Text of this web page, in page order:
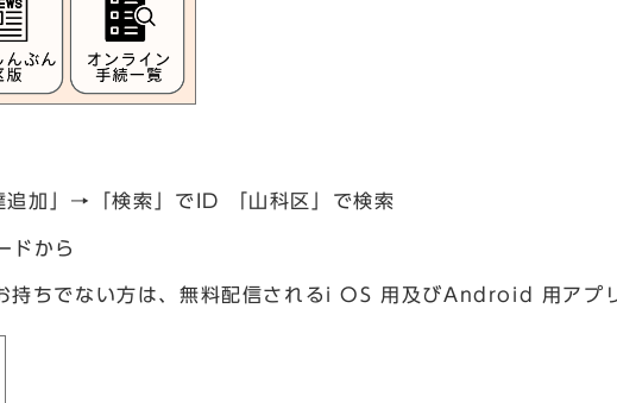
追加」→「検索」でID 「山科区」で検索
ドから
ちでない方は、無料配信されるi OS 用及びAndroid 用アプ